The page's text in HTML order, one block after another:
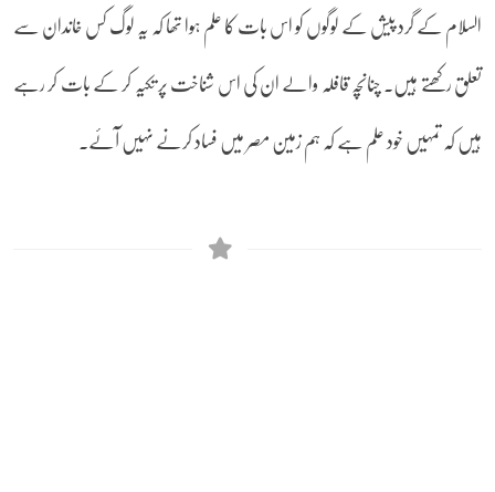
السلام کے گرد پیش کے لوگوں کو اس بات کا علم ہوا تھا کہ یہ لوگ کس خاندان سے
تعلق رکھتے ہیں۔ چنانچہ قافلہ والے ان کی اس شناخت پر تکیہ کر کے بات کر رہے
ہیں کہ تمہیں خود علم ہے کہ ہم زمین مصر میں فساد کرنے نہیں آئے۔